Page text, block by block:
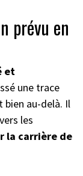
prévu en
et
une trace
bien au-delà. Il
les
la carrière de